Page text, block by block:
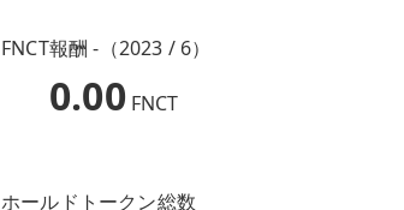
FNCT報酬 -（2023 / 6）
0.00 FNCT
ホールドトークン総数